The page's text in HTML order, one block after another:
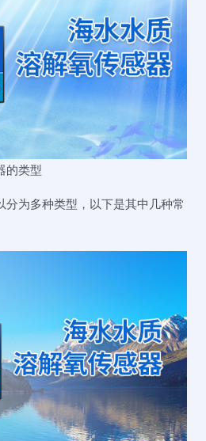
的类型
分为多种类型，以下是其中几种常